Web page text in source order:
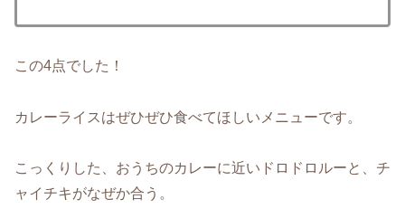
この4点でした！
カレーライスはぜひぜひ食べてほしいメニューです。
こっくりした、おうちのカレーに近いドロドロルーと、チ
ャイチキがなぜか合う。